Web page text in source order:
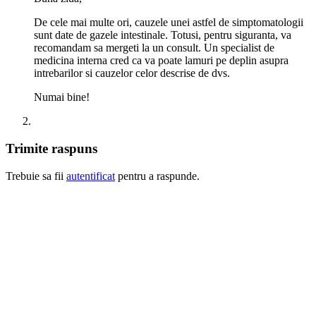
De cele mai multe ori, cauzele unei astfel de simptomatologii
sunt date de gazele intestinale. Totusi, pentru siguranta, va
recomandam sa mergeti la un consult. Un specialist de
medicina interna cred ca va poate lamuri pe deplin asupra
intrebarilor si cauzelor celor descrise de dvs.
Numai bine!
Trimite raspuns
Trebuie sa fii autentificat pentru a raspunde.